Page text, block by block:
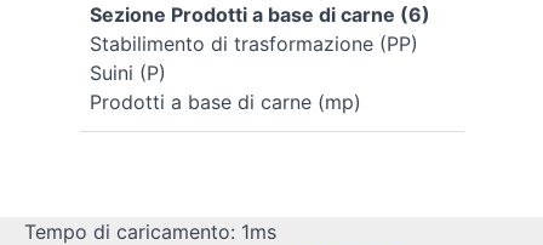
Sezione Prodotti a base di carne (6)
Stabilimento di trasformazione (PP)
Suini (P)
Prodotti a base di carne (mp)
Tempo di caricamento: 1ms